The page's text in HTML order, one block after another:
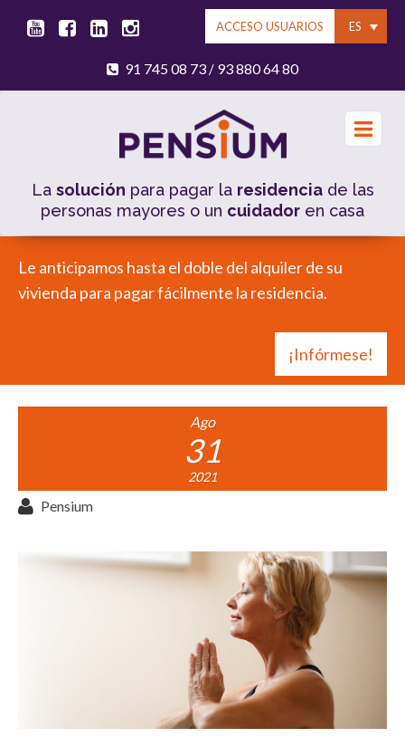
ES
ACCESO USUARIOS
91 745 08 73/ 93 880 64 80
La solución para pagar la residenciade las
personas mayores o un cuidador en casa
Le anticipamos hasta el doble del alquiler de su
vivienda para pagar fácilmente la residencia.
¡Infórmese!
Ago
31
2021
Pensium